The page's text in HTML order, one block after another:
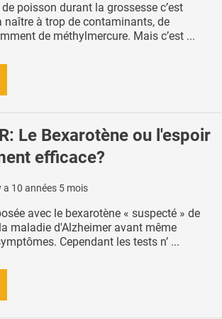
poisson durant la grossesse c’est
naître à trop de contaminants, de
de méthylmercure. Mais c’est ...
Le Bexarotène ou l'espoir
efficace?
a 10 années 5 mois
avec le bexarotène « suspecté » de
maladie d'Alzheimer avant même
Cependant les tests n’ ...